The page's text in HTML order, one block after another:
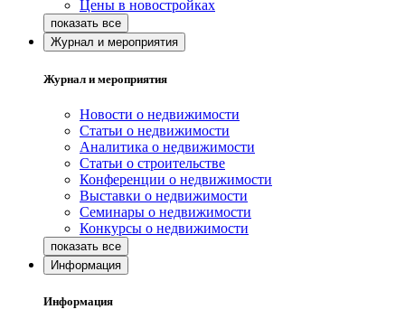
Цены в новостройках
Журнал и мероприятия
Журнал и мероприятия
Новости о недвижимости
Статьи о недвижимости
Аналитика о недвижимости
Статьи о строительстве
Конференции о недвижимости
Выставки о недвижимости
Семинары о недвижимости
Конкурсы о недвижимости
Информация
Информация